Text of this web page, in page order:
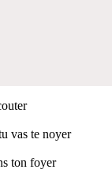
vas te noyer
ton foyer